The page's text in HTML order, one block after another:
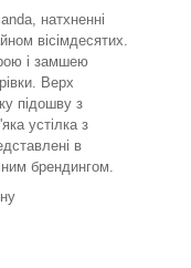
натхненні
вісімдесятих.
і замшею
Верх
підошву з
устілка з
в
брендингом.